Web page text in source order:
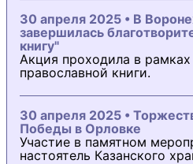
30 апреля 2025 • В
завершилась
книгу"
Акция проходила в
православной книги.
30 апреля 2025 •
Победы в Орловке
Участие в памятном
настоятель Казанского